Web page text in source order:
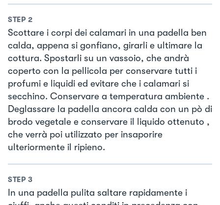
STEP 2
Scottare i corpi dei calamari in una padella ben
calda, appena si gonfiano, girarli e ultimare la
cottura. Spostarli su un vassoio, che andrà
coperto con la pellicola per conservare tutti i
profumi e liquidi ed evitare che i calamari si
secchino. Conservare a temperatura ambiente .
Deglassare la padella ancora calda con un pò di
brodo vegetale e conservare il liquido ottenuto ,
che verrà poi utilizzato per insaporire
ulteriormente il ripieno.
STEP 3
In una padella pulita saltare rapidamente i